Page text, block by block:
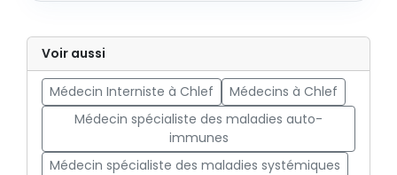
Voir aussi
Médecin Interniste à Chlef
Médecins à Chlef
Médecin spécialiste des maladies auto-
immunes
Médecin spécialiste des maladies systémiques